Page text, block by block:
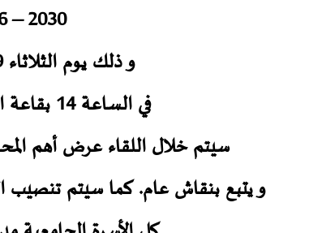
– 2030
و ذلك يوم الثلاثاء 29 افريل 2025
في الساعة 14 بقاعة المحاضرات الكبرى
سيتم خلال اللقاء عرض أهم
و يتبع بنقاش عام. كما سيتم تنصيب